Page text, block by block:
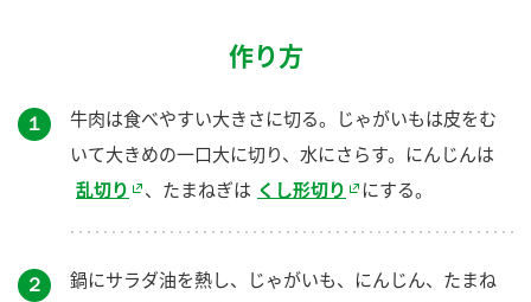
作り方
１
牛肉は食べやすい大きさに切る。じゃがいもは皮をむ
いて大きめの一口大に切り、水にさらす。にんじんは
乱切り
、たまねぎは くし形切り にする。
２
鍋にサラダ油を熱し、じゃがいも、にんじん、たまね